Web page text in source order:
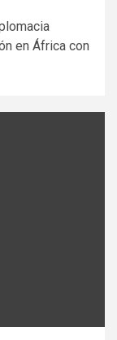
en África con